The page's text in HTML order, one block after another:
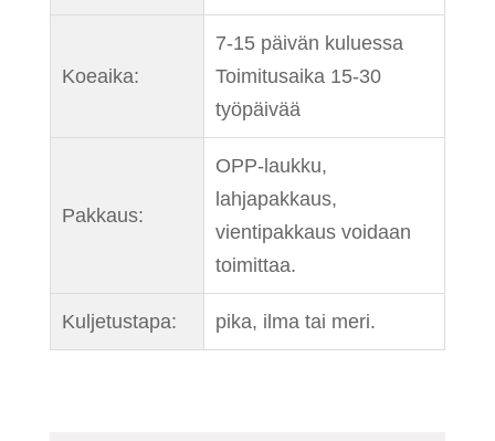
Koeaika:
7-15 päivän kuluessa
Toimitusaika 15-30
työpäivää
Pakkaus:
OPP-laukku,
lahjapakkaus,
vientipakkaus voidaan
toimittaa.
Kuljetustapa: pika, ilma tai meri.